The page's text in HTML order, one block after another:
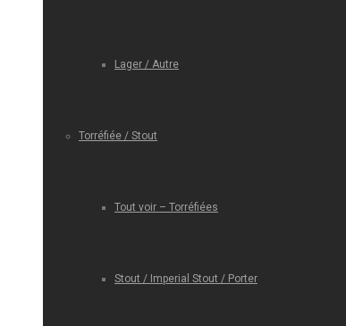
Lager / Autre
Torréfiée / Stout
Tout voir – Torréfiées
Stout / Imperial Stout / Porter